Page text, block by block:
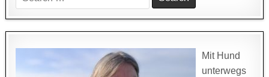
for:
Mit Hund
unterwegs